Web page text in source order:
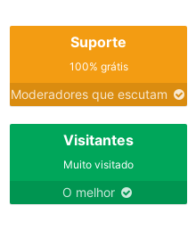
Suporte
100% grátis
Moderadores que escutam
Visitantes
Muito visitado
O melhor